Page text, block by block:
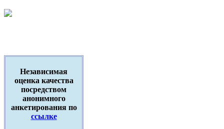
Независимая
оценка качества
посредством
анонимного
анкетирования по
ссылке